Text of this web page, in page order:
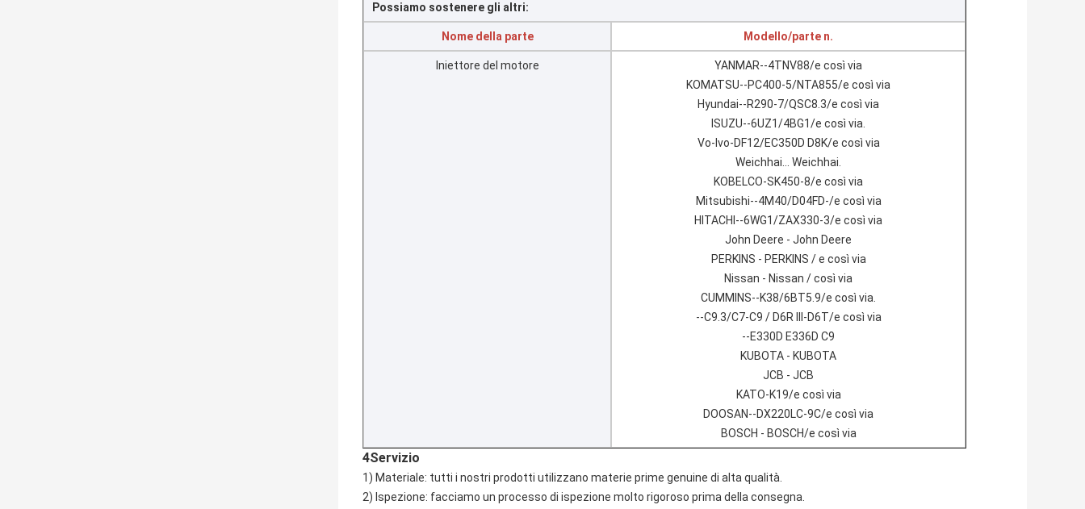
Possiamo sostenere gli altri:
Nome della parte Modello/parte n.
Iniettore del motore
YANMAR--4TNV88/e così via
KOMATSU--PC400-5/NTA855/e così via
Hyundai--R290-7/QSC8.3/e così via
ISUZU--6UZ1/4BG1/e così via.
Vo-lvo-DF12/EC350D D8K/e così via
Weichhai... Weichhai.
KOBELCO-SK450-8/e così via
Mitsubishi--4M40/D04FD-/e così via
HITACHI--6WG1/ZAX330-3/e così via
John Deere - John Deere
PERKINS - PERKINS / e così via
Nissan - Nissan / così via
CUMMINS--K38/6BT5.9/e così via.
--C9.3/C7-C9 / D6R III-D6T/e così via
--E330D E336D C9
KUBOTA - KUBOTA
JCB - JCB
KATO-K19/e così via
DOOSAN--DX220LC-9C/e così via
BOSCH - BOSCH/e così via
4Servizio
1) Materiale: tutti i nostri prodotti utilizzano materie prime genuine di alta qualità.
2) Ispezione: facciamo un processo di ispezione molto rigoroso prima della consegna.